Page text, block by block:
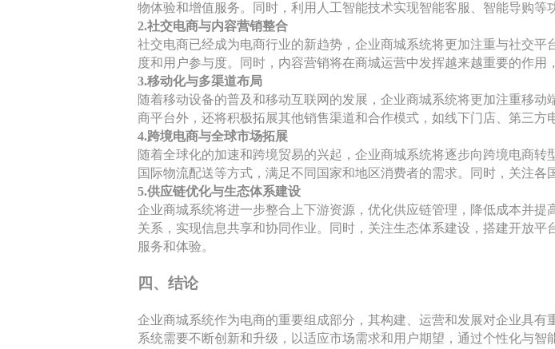
物体验和增值服务。同时，利用人工智能技术实现智能客服、智能导购等
2.社交电商与内容营销整合
社交电商已经成为电商行业的新趋势，企业商城系统将更加注重与社交
度和用户参与度。同时，内容营销将在商城运营中发挥越来越重要的作
3.移动化与多渠道布局
随着移动设备的普及和移动互联网的发展，企业商城系统将更加注重移
商平台外，还将积极拓展其他销售渠道和合作模式，如线下门店、第三方
4.跨境电商与全球市场拓展
随着全球化的加速和跨境贸易的兴起，企业商城系统将逐步向跨境电商
国际物流配送等方式，满足不同国家和地区消费者的需求。同时，关注
5.供应链优化与生态体系建设
企业商城系统将进一步整合上下游资源，优化供应链管理，降低成本并
关系，实现信息共享和协同作业。同时，关注生态体系建设，搭建开放
服务和体验。
四、结论
企业商城系统作为电商的重要组成部分，其构建、运营和发展对企业具
系统需要不断创新和升级，以适应市场需求和用户期望，通过个性化与